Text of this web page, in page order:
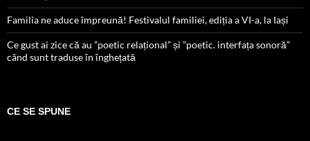
Familia ne aduce împreună! Festivalul familiei, ediția a VI-a, la Iași
Ce gust ai zice că au ”poetic relațional” și ”poetic. interfața sonoră”
când sunt traduse în înghețată
CE SE SPUNE